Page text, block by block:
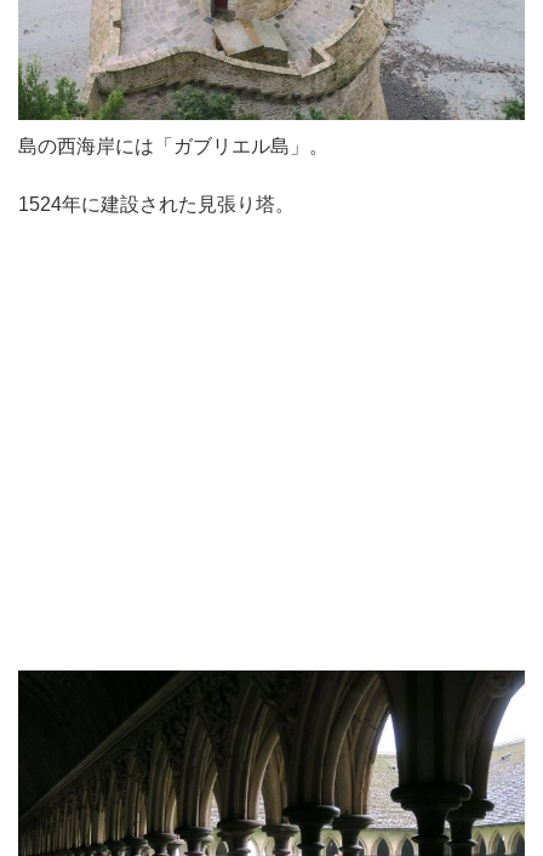
島の西海岸には「ガブリエル島」。
1524年に建設された見張り塔。